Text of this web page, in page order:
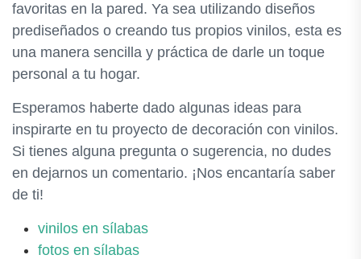
favoritas en la pared. Ya sea utilizando diseños
prediseñados o creando tus propios vinilos, esta es
una manera sencilla y práctica de darle un toque
personal a tu hogar.
Esperamos haberte dado algunas ideas para
inspirarte en tu proyecto de decoración con vinilos.
Si tienes alguna pregunta o sugerencia, no dudes
en dejarnos un comentario. ¡Nos encantaría saber
de ti!
vinilos en sílabas
fotos en sílabas